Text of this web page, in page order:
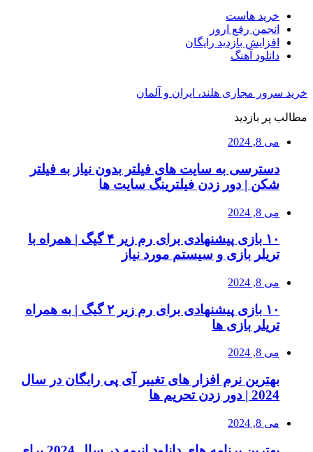
خرید هاست
انجمن رفع ارور
افزایش بازدید رایگان
دانلود آهنگ
خرید سرور مجازی هلند، ایران و آلمان
مطالب پر بازدید
می 8, 2024
دسترسی به سایت های فیلتر بدون نیاز به فیلتر
شکن | دور زدن فیلترینگ سایت ها
می 8, 2024
۱۰ بازی پیشنهادی برای رم زیر ۴ گیگ | همراه با
تریلر بازی و سیستم مورد نیاز
می 8, 2024
۱۰ بازی پیشنهادی برای رم زیر ۲ گیگ | به همراه
تریلر بازی ها
می 8, 2024
بهترین نرم افزار های تغییر آی پی رایگان در سال
2024 | دور زدن تحریم ها
می 8, 2024